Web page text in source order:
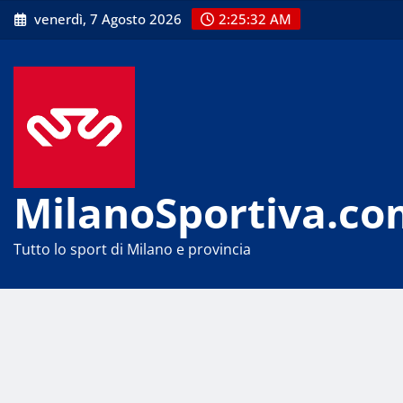
Skip
to
venerdì, 7 Agosto 2026 2:25:33 AM
Tutto lo sport di Milano e provincia